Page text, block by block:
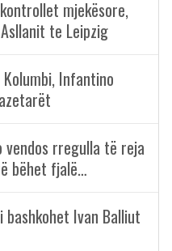
mjekësore,
te Leipzig
Infantino
vendos rregulla të reja
bëhet fjalë…
Ivan Balliut